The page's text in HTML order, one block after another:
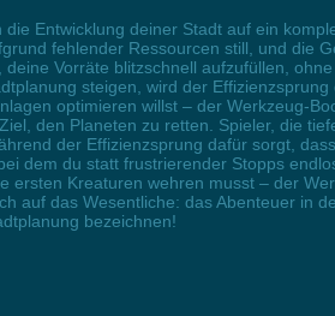
Entwicklung deiner Stadt auf ein
fehlender Ressourcen still, und die
Vorräte blitzschnell aufzufüllen,
steigen, wird der
optimieren willst – der Werkzeug-
den Planeten zu retten. Spieler, die
der Effizienzsprung dafür sorgt,
dem du statt frustrierender Stopps
Kreaturen wehren musst – der
auf das Wesentliche: das Abenteuer in
bezeichnen!